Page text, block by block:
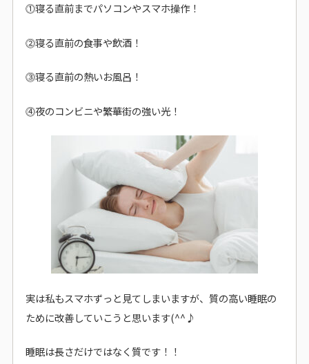
⓵寝る直前までパソコンやスマホ操作！
⓶寝る直前の食事や飲酒！
⓷寝る直前の熱いお風呂！
⓸夜のコンビニや繁華街の強い光！
実は私もスマホずっと見てしまいますが、質の高い睡眠の
ために改善していこうと思います(^^♪
睡眠は長さだけではなく質です！！